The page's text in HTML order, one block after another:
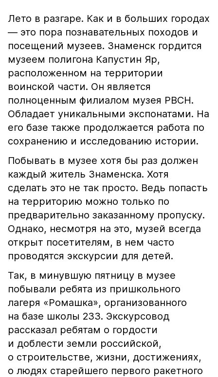
Лето в разгаре. Как и в больших городах
— это пора познавательных походов и
посещений музеев. Знаменск гордится
музеем полигона Капустин Яр,
расположенном на территории
воинской части. Он является
полноценным филиалом музея РВСН.
Обладает уникальными экспонатами. На
его базе также продолжается работа по
сохранению и исследованию истории.
Побывать в музее хотя бы раз должен
каждый житель Знаменска. Хотя
сделать это не так просто. Ведь попасть
на территорию можно только по
предварительно заказанному пропуску.
Однако, несмотря на это, музей всегда
открыт посетителям, в нем часто
проводятся экскурсии для детей.
Так, в минувшую пятницу в музее
побывали ребята из пришкольного
лагеря «Ромашка», организованного
на базе школы 233. Экскурсовод
рассказал ребятам о гордости
и доблести земли российской,
о строительстве, жизни, достижениях,
о людях старейшего первого ракетного